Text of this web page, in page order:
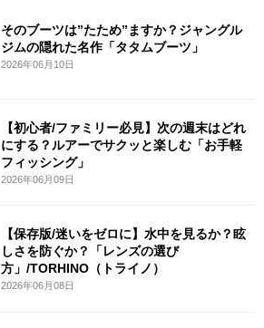
そのブーツは”たため”ますか？ジャングル
ジムの隠れた名作「タタムブーツ」
2026年06月10日
【初心者/ファミリー必見】次の週末はどれ
にする？ルアーでサクッと楽しむ「お手軽
フィッシング」
2026年06月09日
【保存版/迷いをゼロに】水中を見るか？眩
しさを防ぐか？「レンズの選び
方」/TORHINO（トライノ）
2026年06月08日